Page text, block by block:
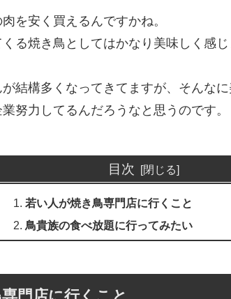
結構多くなってきてますが、そんな
努力してるんだろうなと思うのです。
目次
鳥貴族の食べ放題に行ってみたい
専門店に行くこと
き鳥屋さんに行ったという記憶がなか